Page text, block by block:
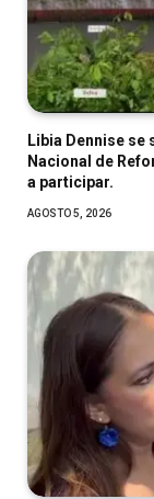
Libia Dennise se
Nacional de
a participar.
AGOSTO 5, 2026